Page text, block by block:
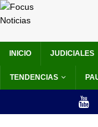
INICIO JUDICIALES
TENDENCIAS